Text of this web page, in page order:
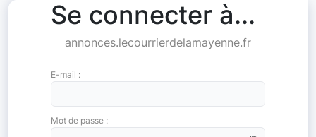
Se connecter à...
annonces.lecourrierdelamayenne.fr
E-mail :
Mot de passe :